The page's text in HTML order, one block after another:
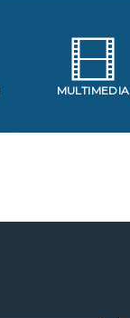
MULTIMEDIA